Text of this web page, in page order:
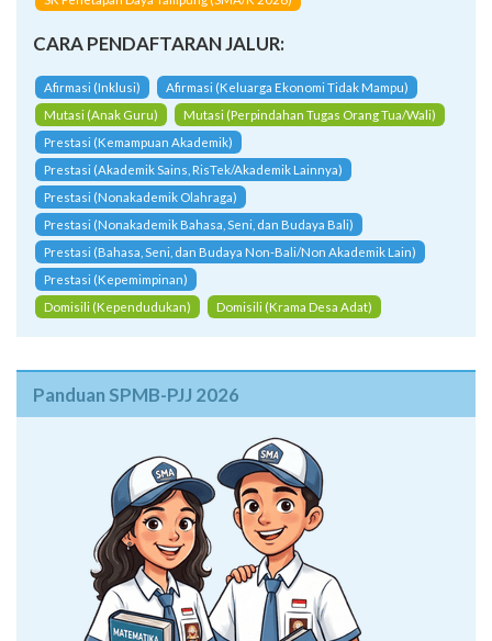
CARA PENDAFTARAN JALUR:
Afirmasi (Inklusi)
Afirmasi (Keluarga Ekonomi Tidak Mampu)
Mutasi (Anak Guru)
Mutasi (Perpindahan Tugas Orang Tua/Wali)
Prestasi (Kemampuan Akademik)
Prestasi (Akademik Sains, RisTek/Akademik Lainnya)
Prestasi (Nonakademik Olahraga)
Prestasi (Nonakademik Bahasa, Seni, dan Budaya Bali)
Prestasi (Bahasa, Seni, dan Budaya Non-Bali/Non Akademik Lain)
Prestasi (Kepemimpinan)
Domisili (Kependudukan)
Domisili (Krama Desa Adat)
Panduan SPMB-PJJ 2026